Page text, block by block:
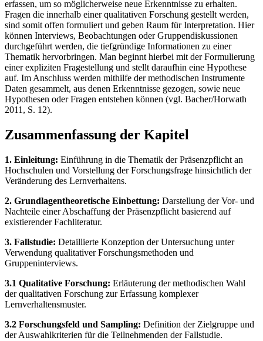
erfassen, um so möglicherweise neue Erkenntnisse zu erhalten.
Fragen die innerhalb einer qualitativen Forschung gestellt werden,
sind somit offen formuliert und geben Raum für Interpretation. Hier
können Interviews, Beobachtungen oder Gruppendiskussionen
durchgeführt werden, die tiefgründige Informationen zu einer
Thematik hervorbringen. Man beginnt hierbei mit der Formulierung
einer expliziten Fragestellung und stellt daraufhin eine Hypothese
auf. Im Anschluss werden mithilfe der methodischen Instrumente
Daten gesammelt, aus denen Erkenntnisse gezogen, sowie neue
Hypothesen oder Fragen entstehen können (vgl. Bacher/Horwath
2011, S. 12).
Zusammenfassung der Kapitel
1. Einleitung: Einführung in die Thematik der Präsenzpflicht an
Hochschulen und Vorstellung der Forschungsfrage hinsichtlich der
Veränderung des Lernverhaltens.
2. Grundlagentheoretische Einbettung: Darstellung der Vor- und
Nachteile einer Abschaffung der Präsenzpflicht basierend auf
existierender Fachliteratur.
3. Fallstudie: Detaillierte Konzeption der Untersuchung unter
Verwendung qualitativer Forschungsmethoden und
Gruppeninterviews.
3.1 Qualitative Forschung: Erläuterung der methodischen Wahl
der qualitativen Forschung zur Erfassung komplexer
Lernverhaltensmuster.
3.2 Forschungsfeld und Sampling: Definition der Zielgruppe und
der Auswahlkriterien für die Teilnehmenden der Fallstudie.